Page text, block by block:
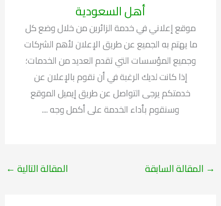
أهل السعودية
موقع إعلاني في خدمة الزائرين من خلال وضع كل
ما يهتم به الجميع عن طريق الإعلان لأهم الشركات
وجميع المؤسسات التي تقدم العديد من الخدمات؛
إذا كانت لديك الرغبة في أن نقوم بالإعلان عن
خدمتكم يرجى التواصل عن طريق إيميل الموقع
وسنقوم بأداء الخدمة على أكمل وجه ....
→ المقالة السابقة المقالة التالية←